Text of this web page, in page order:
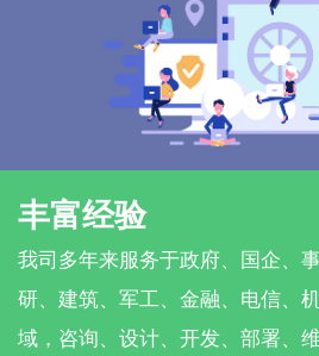
丰富经验
我司多年来服务于政府、国企、
研、建筑、军工、金融、电信、
域，咨询、设计、开发、部署、